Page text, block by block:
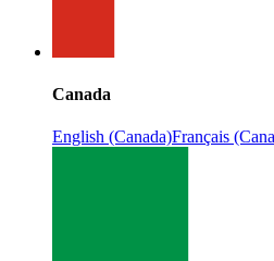
Canada
English (Canada)Français